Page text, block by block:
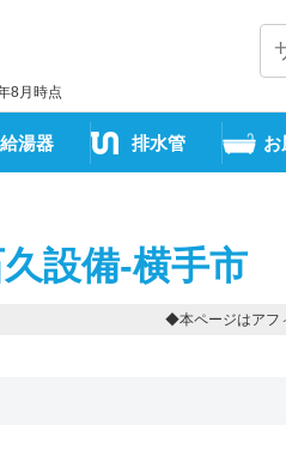
8月時点
給湯器 排水管 お
設備-横手市
◆本ページはアフ